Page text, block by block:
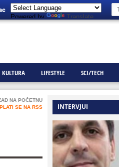
Powered by Translate
KULTURA LIFESTYLE SCI/TECH
NA POČETNU
SE NA RSS INTERVJUI